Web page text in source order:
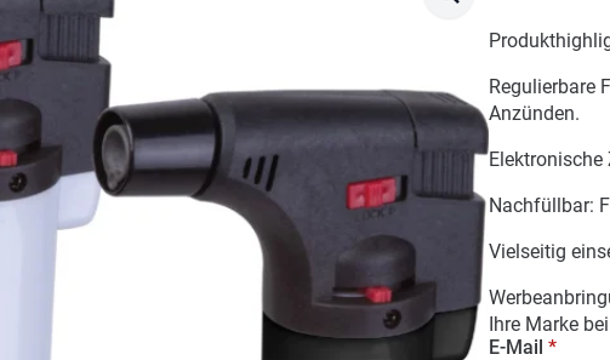
Regulierbare
Anzünden.
Nachfüllbar:
Vielseitig
Ihre Marke
E-Mail *